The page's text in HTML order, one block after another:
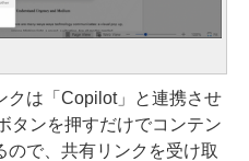
は「Copilot」と連携させ
タンを押すだけでコンテン
ので、共有リンクを受け取